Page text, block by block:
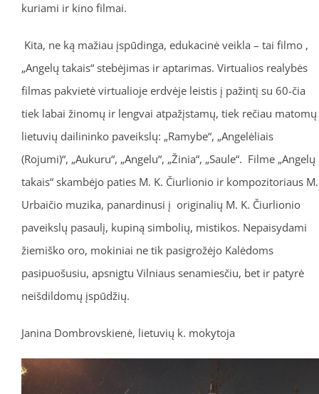
kuriami ir kino filmai.
Kita, ne ką mažiau įspūdinga, edukacinė veikla – tai filmo ,
„Angelų takais“ stebėjimas ir aptarimas. Virtualios realybės
filmas pakvietė virtualioje erdvėje leistis į pažintį su 60-čia
tiek labai žinomų ir lengvai atpažįstamų, tiek rečiau matomų
lietuvių dailininko paveikslų: „Ramybe“, „Angelėliais
(Rojumi)“, „Aukuru“, „Angelu“, „Žinia“, „Saule“. Filme „Angelų
takais“ skambėjo paties M. K. Čiurlionio ir kompozitoriaus M.
Urbaičio muzika, panardinusi į originalių M. K. Čiurlionio
paveikslų pasaulį, kupiną simbolių, mistikos. Nepaisydami
žiemiško oro, mokiniai ne tik pasigrožėjo Kalėdoms
pasipuošusiu, apsnigtu Vilniaus senamiesčiu, bet ir patyrė
neišdildomų įspūdžių.
Janina Dombrovskienė, lietuvių k. mokytoja